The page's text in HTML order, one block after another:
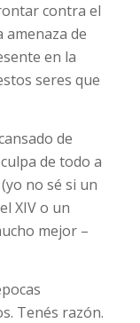
contra el
de
en la
seres que
de
de todo a
no sé si un
XIV o un
mejor –
Tenés razón.